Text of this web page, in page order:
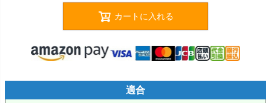
カートに入れる
適合